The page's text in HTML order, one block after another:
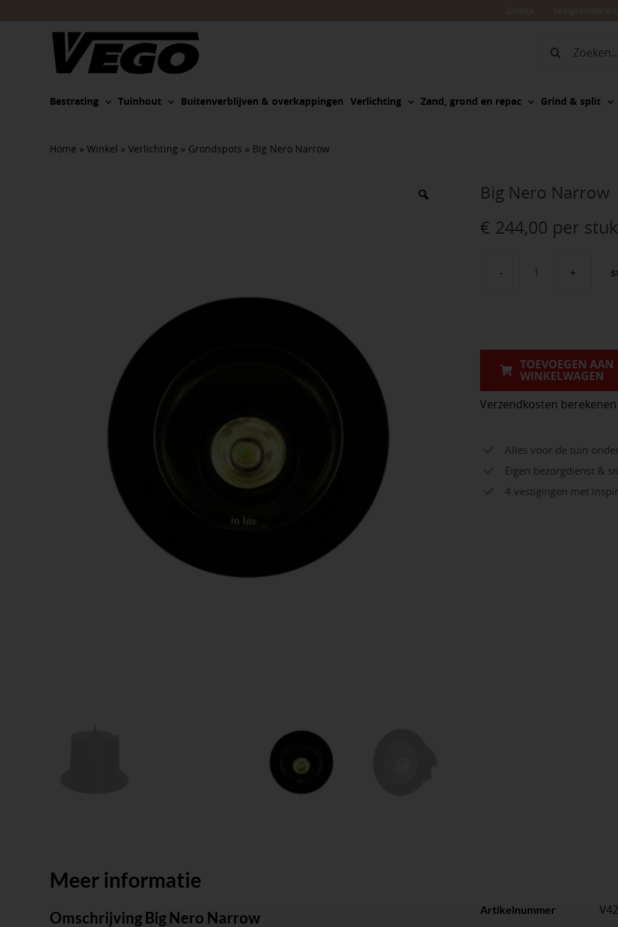
Zoeken
Bestrating Tuinhout Buitenverblijven & overkappingen Verlichting Zand, grond en repac Grind & split
Home » Winkel » Verlichting » Grondspots » Big Nero Narrow
Big Nero Narrow
€ 244,00 per stuk
Big
TOEVOEGEN AAN
WINKELWAGEN
Verzendkosten berekenen
Alles voor de tuin
Eigen bezorgdienst &
4 vestigingen met
Meer informatie
Omschrijving Big Nero Narrow Artikelnummer